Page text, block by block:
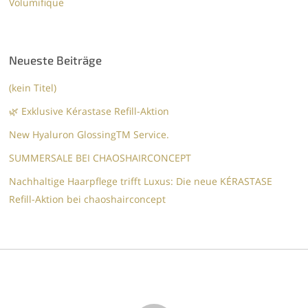
Neueste Beiträge
(kein Titel)
🌿 Exklusive Kérastase Refill-Aktion
New Hyaluron GlossingTM​ Service.​
SUMMERSALE BEI CHAOSHAIRCONCEPT
Nachhaltige Haarpflege trifft Luxus: Die neue KÉRASTASE
Refill-Aktion bei chaoshairconcept